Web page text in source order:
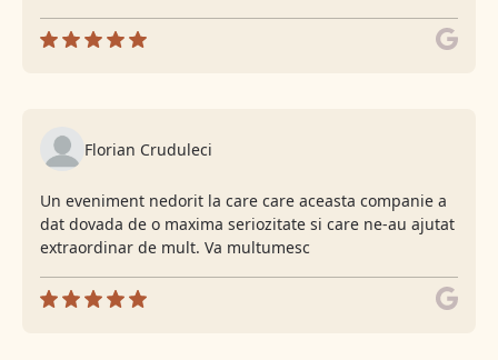
Florian Cruduleci
Un eveniment nedorit la care care aceasta companie a
dat dovada de o maxima seriozitate si care ne-au ajutat
extraordinar de mult. Va multumesc